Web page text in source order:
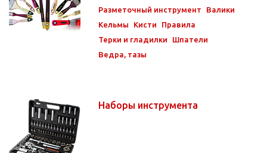
Разметочный инструмент
Валики
Кельмы
Кисти
Правила
Терки и гладилки
Шпатели
Ведра, тазы
Наборы инструмента